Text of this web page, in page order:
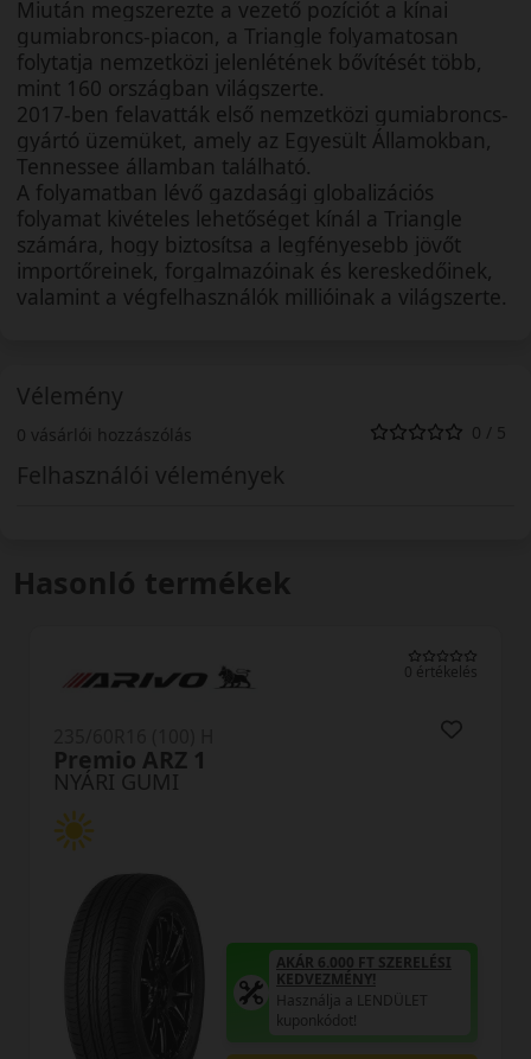
Miután megszerezte a vezető pozíciót a kínai
gumiabroncs-piacon, a Triangle folyamatosan
folytatja nemzetközi jelenlétének bővítését több,
mint 160 országban világszerte.
2017-ben felavatták első nemzetközi gumiabroncs-
gyártó üzemüket, amely az Egyesült Államokban,
Tennessee államban található.
A folyamatban lévő gazdasági globalizációs
folyamat kivételes lehetőséget kínál a Triangle
számára, hogy biztosítsa a legfényesebb jövőt
importőreinek, forgalmazóinak és kereskedőinek,
valamint a végfelhasználók millióinak a világszerte.
Vélemény
0 vásárlói hozzászólás 0 / 5
Felhasználói vélemények
Hasonló termékek
0 értékelés
NYÁRI GUMI
N-Blue HD Plus
AKÁR 6.000 FT SZERELÉSI
KEDVEZMÉNY!
Használja a LENDÜLET
kuponkódot!